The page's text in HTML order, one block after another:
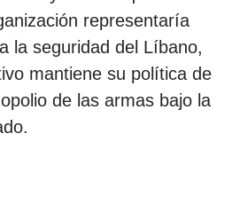
representaría
la seguridad del Líbano,
mantiene su política de
de las armas bajo la